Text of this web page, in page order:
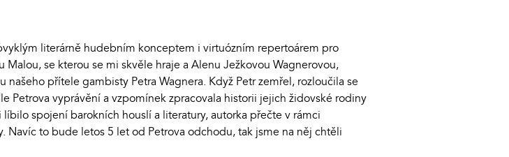
literárně hudebním konceptem i virtuózním repertoárem pro
se kterou se mi skvěle hraje a Alenu Ježkovou Wagnerovou,
přítele gambisty Petra Wagnera. Když Petr zemřel, rozloučila se
Petrova vyprávění a vzpomínek zpracovala historii jejich židovské rodiny
spojení barokních houslí a literatury, autorka přečte v rámci
Navíc to bude letos 5 let od Petrova odchodu, tak jsme na něj chtěli